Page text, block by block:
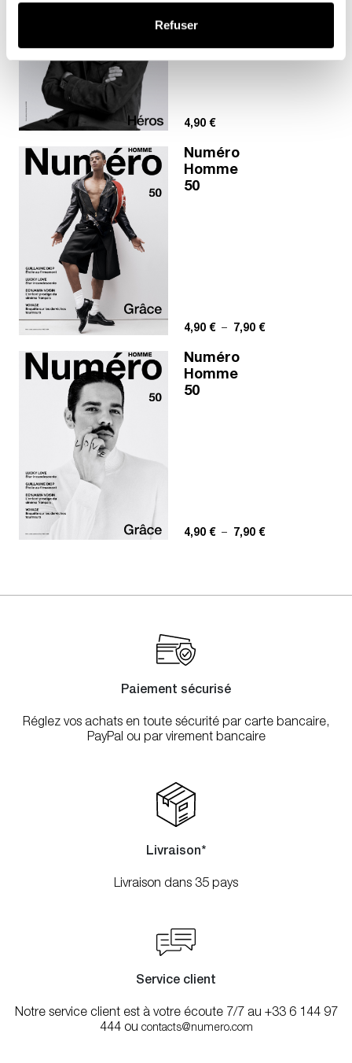
Refuser
4,90 €
Numéro
Homme
50
4,90 € – 7,90 €Plage de prix :
Numéro
Homme
50
4,90 € – 7,90 €Plage de prix :
Paiement sécurisé
Réglez vos achats en toute sécurité par carte bancaire,
PayPal ou par virement bancaire
Livraison*
Livraison dans 35 pays
Service client
Notre service client est à votre écoute 7/7 au +33 6 144 97
444 ou contacts@numero.com